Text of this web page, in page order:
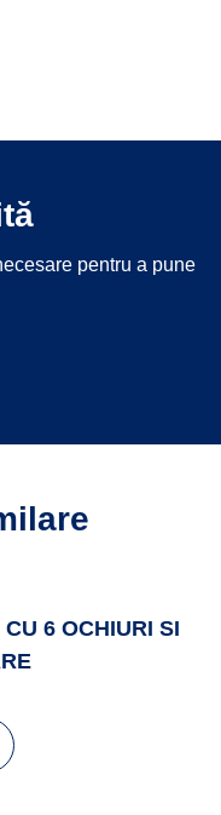
pentru a pune
6 OCHIURI SI